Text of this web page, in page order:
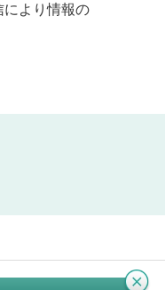
により情報の